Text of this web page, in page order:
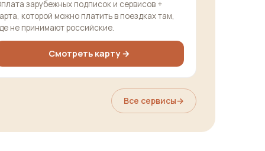
зарубежных подписок и сервисов +
которой можно платить в поездках там,
не принимают российские.
Смотреть карту →
Все сервисы→